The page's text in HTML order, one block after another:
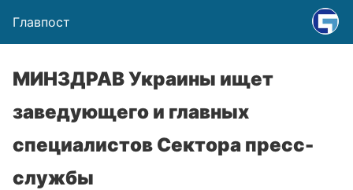
Главпост
МИНЗДРАВ Украины ищет
заведующего и главных
специалистов Сектора пресс-
службы